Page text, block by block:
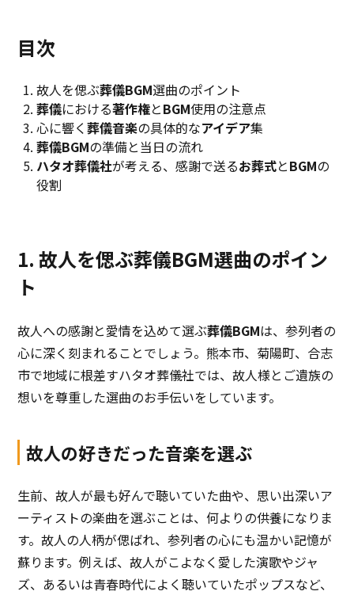
目次
故人を偲ぶ葬儀BGM選曲のポイント
葬儀における著作権とBGM使用の注意点
心に響く葬儀音楽の具体的なアイデア集
葬儀BGMの準備と当日の流れ
ハタオ葬儀社が考える、感謝で送るお葬式とBGMの
役割
1. 故人を偲ぶ葬儀BGM選曲のポイン
ト
故人への感謝と愛情を込めて選ぶ葬儀BGMは、参列者の
心に深く刻まれることでしょう。熊本市、菊陽町、合志
市で地域に根差すハタオ葬儀社では、故人様とご遺族の
想いを尊重した選曲のお手伝いをしています。
故人の好きだった音楽を選ぶ
生前、故人が最も好んで聴いていた曲や、思い出深いア
ーティストの楽曲を選ぶことは、何よりの供養になりま
す。故人の人柄が偲ばれ、参列者の心にも温かい記憶が
蘇ります。例えば、故人がこよなく愛した演歌やジャ
ズ、あるいは青春時代によく聴いていたポップスなど、